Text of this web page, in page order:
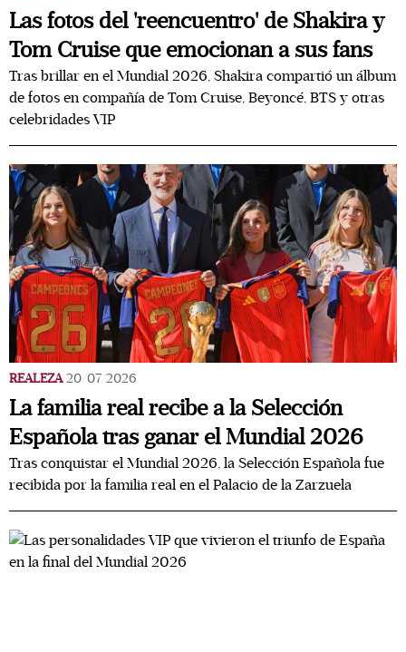
Las fotos del 'reencuentro' de Shakira y
Tom Cruise que emocionan a sus fans
Tras brillar en el Mundial 2026, Shakira compartió un álbum
de fotos en compañía de Tom Cruise, Beyoncé, BTS y otras
celebridades VIP
REALEZA 20/07/2026
La familia real recibe a la Selección
Española tras ganar el Mundial 2026
Tras conquistar el Mundial 2026, la Selección Española fue
recibida por la familia real en el Palacio de la Zarzuela